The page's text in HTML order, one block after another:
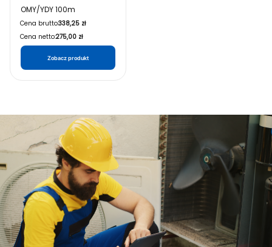
OMY/YDY 100m
Cena brutto:338,25 zł
Cena netto:275,00 zł
Zobacz produkt